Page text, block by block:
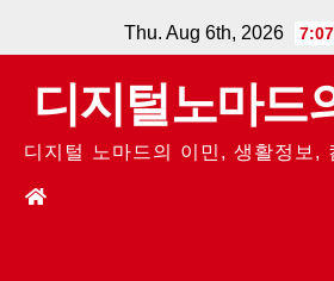
to
content
Thu. Aug 6th, 2026
디지털노마드
디지털 노마드의 이민, 생활정보,